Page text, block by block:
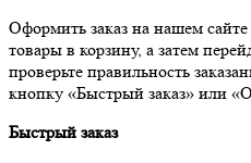
Оформить заказ на нашем
товары в корзину, а затем
проверьте правильность
кнопку «Быстрый заказ» или
Быстрый заказ